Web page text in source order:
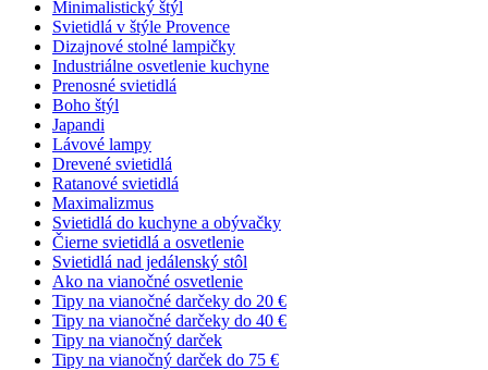
Minimalistický štýl
Svietidlá v štýle Provence
Dizajnové stolné lampičky
Industriálne osvetlenie kuchyne
Prenosné svietidlá
Boho štýl
Japandi
Lávové lampy
Drevené svietidlá
Ratanové svietidlá
Maximalizmus
Svietidlá do kuchyne a obývačky
Čierne svietidlá a osvetlenie
Svietidlá nad jedálenský stôl
Ako na vianočné osvetlenie
Tipy na vianočné darčeky do 20 €
Tipy na vianočné darčeky do 40 €
Tipy na vianočný darček
Tipy na vianočný darček do 75 €